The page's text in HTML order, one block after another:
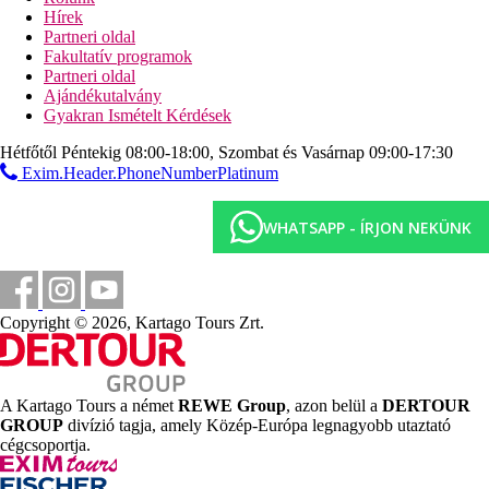
0 m
Távolság a tengerparttól
16 km
Városközpont
33 km
Távolság a legközelebbi repülőtértől
Vásárlás
Strand
Napágyak és napernyők a strandon ingyenesen
Tengerparti nyaralás
Medencék
Gyermekmedence
Hírek
Partneri oldal
Fakultatív programok
Partneri oldal
Ajándékutalvány
Gyakran Ismételt Kérdések
Hétfőtől Péntekig 08:00-18:00, Szombat és Vasárnap 09:00-17:30
Exim.Header.PhoneNumberPlatinum
WHATSAPP - ÍRJON NEKÜNK
Copyright © 2026, Kartago Tours Zrt.
A Kartago Tours a német REWE Group, azon belül a DERTOUR
GROUP divízió tagja, amely Közép-Európa legnagyobb utaztató
cégcsoportja.